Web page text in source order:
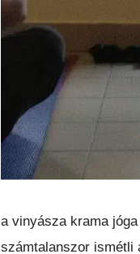
a vinyásza krama
számtalanszor ismétli